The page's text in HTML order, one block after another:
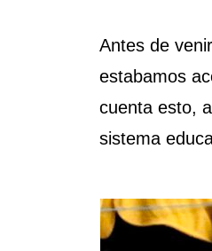
Antes de
estabamos
cuenta esto,
sistema